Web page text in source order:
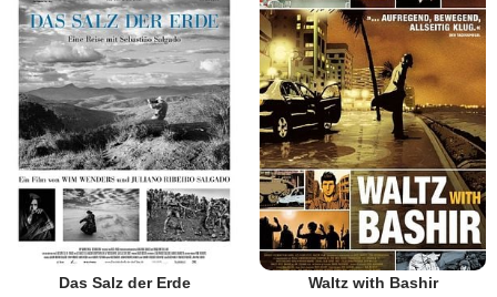
Das Salz der Erde Waltz with Bashir